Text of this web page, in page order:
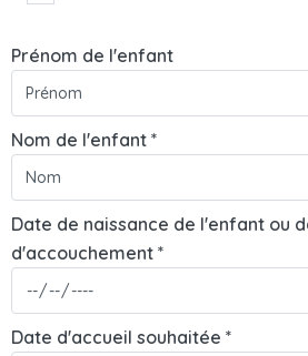
Prénom de l'enfant
Nom de l'enfant *
Date de naissance de l'enfant ou
d'accouchement *
Date d'accueil souhaitée *